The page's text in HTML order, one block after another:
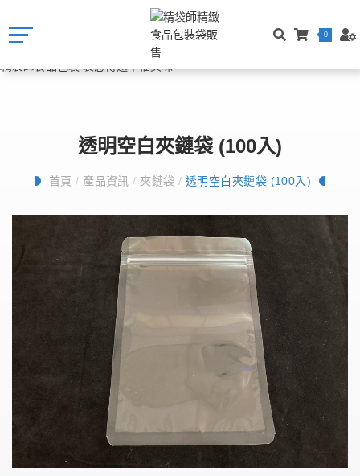
0
透明空白夾鏈袋 (100入)
首頁/ 產品資訊/ 夾鏈袋/ 透明空白夾鏈袋 (100入)